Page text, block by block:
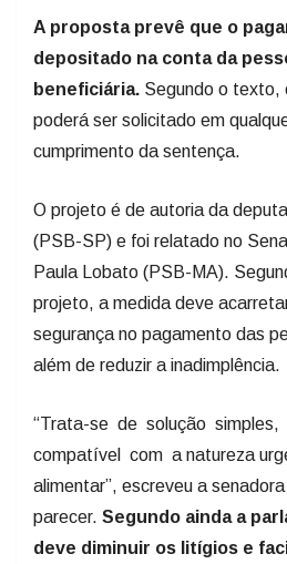
A proposta prevê que o
depositado na conta da
beneficiária. Segundo o texto,
poderá ser solicitado em
cumprimento da sentença.
O projeto é de autoria da
(PSB-SP) e foi relatado no
Paula Lobato (PSB-MA).
projeto, a medida deve
segurança no pagamento das
além de reduzir a inadimplência.
“Trata-se de solução
compatível com a natureza
alimentar”, escreveu a
parecer. Segundo ainda a
deve diminuir os litígios e